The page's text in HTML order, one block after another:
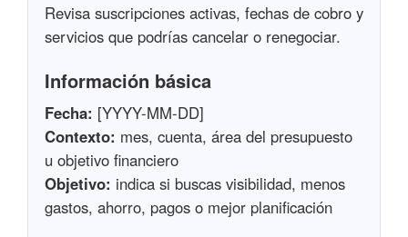
Revisa suscripciones activas, fechas de cobro y
servicios que podrías cancelar o renegociar.
Información básica
Fecha: [YYYY-MM-DD]
Contexto: mes, cuenta, área del presupuesto
u objetivo financiero
Objetivo: indica si buscas visibilidad, menos
gastos, ahorro, pagos o mejor planificación